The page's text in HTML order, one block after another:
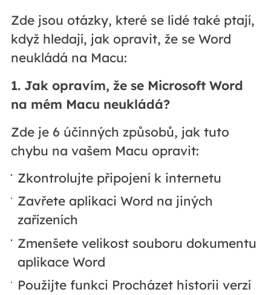
Zde jsou otázky, které se lidé také ptají,
když hledají, jak opravit, že se Word
neukládá na Macu:
1. Jak opravím, že se Microsoft Word
na mém Macu neukládá?
Zde je 6 účinných způsobů, jak tuto
chybu na vašem Macu opravit:
Zkontrolujte připojení k internetu
Zavřete aplikaci Word na jiných
zařízeních
Zmenšete velikost souboru dokumentu
aplikace Word
Použijte funkci Procházet historii verzí